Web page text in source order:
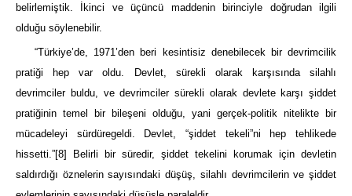
belirlemiştik. İkinci ve üçüncü maddenin birinciyle doğrudan ilgili
olduğu söylenebilir.
“Türkiye’de, 1971’den beri kesintisiz denebilecek bir devrimcilik
pratiği hep var oldu. Devlet, sürekli olarak karşısında silahlı
devrimciler buldu, ve devrimciler sürekli olarak devlete karşı şiddet
pratiğinin temel bir bileşeni olduğu, yani gerçek-politik nitelikte bir
mücadeleyi sürdüregeldi. Devlet, “şiddet tekeli”ni hep tehlikede
hissetti.”[8]
Belirli bir süredir, şiddet tekelini korumak için devletin
saldırdığı öznelerin sayısındaki düşüş, silahlı devrimcilerin ve şiddet